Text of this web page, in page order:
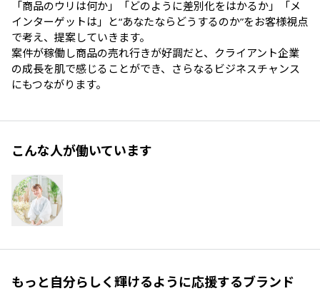
「商品のウリは何か」「どのように差別化をはかるか」「メ
インターゲットは」と“あなたならどうするのか”をお客様視点
で考え、提案していきます。
案件が稼働し商品の売れ行きが好調だと、クライアント企業
の成長を肌で感じることができ、さらなるビジネスチャンス
にもつながります。
こんな人が働いています
もっと自分らしく輝けるように応援するブランド